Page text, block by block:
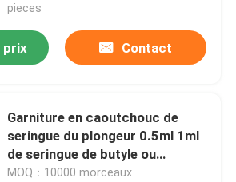
pieces
prix Contact
Garniture en caoutchouc de
seringue du plongeur 0.5ml 1ml
de seringue de butyle ou
d'isoprène
MOQ：10000 morceaux